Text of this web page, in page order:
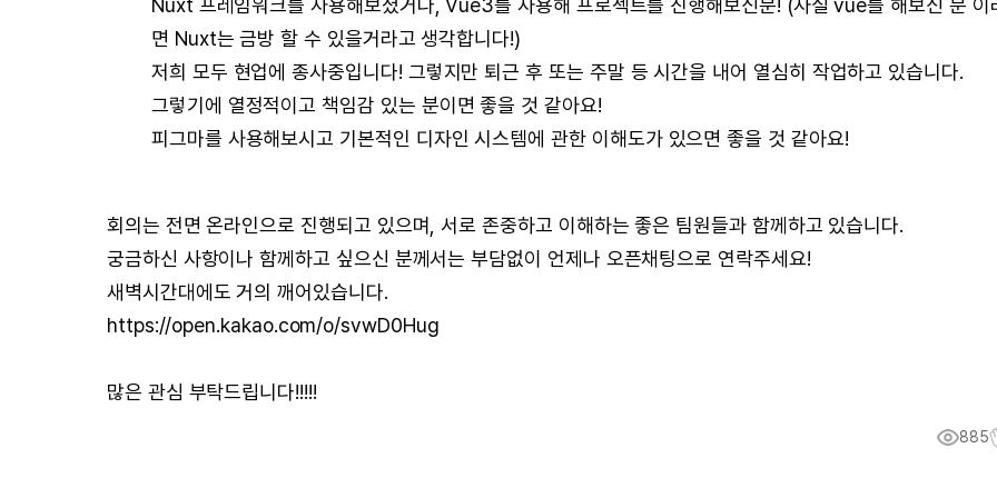
Nuxt 프레임워크를 사용해보셨거나, Vue3를 사용해 프로젝트를 진행해보신분! (사실 vue를 해보신 분 이
면 Nuxt는 금방 할 수 있을거라고 생각합니다!)
저희 모두 현업에 종사중입니다! 그렇지만 퇴근 후 또는 주말 등 시간을 내어 열심히 작업하고 있습니다.
그렇기에 열정적이고 책임감 있는 분이면 좋을 것 같아요!
피그마를 사용해보시고 기본적인 디자인 시스템에 관한 이해도가 있으면 좋을 것 같아요!
회의는 전면 온라인으로 진행되고 있으며, 서로 존중하고 이해하는 좋은 팀원들과 함께하고 있습니다.
궁금하신 사항이나 함께하고 싶으신 분께서는 부담없이 언제나 오픈채팅으로 연락주세요!
새벽시간대에도 거의 깨어있습니다.
https://open.kakao.com/o/svwD0Hug
많은 관심 부탁드립니다!!!!!
885